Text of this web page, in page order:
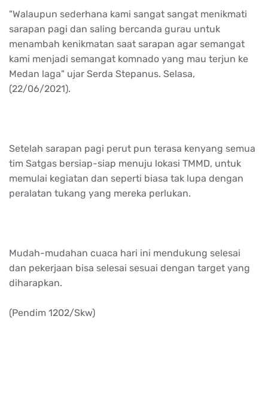
"Walaupun sederhana kami sangat sangat menikmati
sarapan pagi dan saling bercanda gurau untuk
menambah kenikmatan saat sarapan agar semangat
kami menjadi semangat komnado yang mau terjun ke
Medan laga" ujar Serda Stepanus. Selasa,
(22/06/2021).
Setelah sarapan pagi perut pun terasa kenyang semua
tim Satgas bersiap-siap menuju lokasi TMMD, untuk
memulai kegiatan dan seperti biasa tak lupa dengan
peralatan tukang yang mereka perlukan.
Mudah-mudahan cuaca hari ini mendukung selesai
dan pekerjaan bisa selesai sesuai dengan target yang
diharapkan.
(Pendim 1202/Skw)